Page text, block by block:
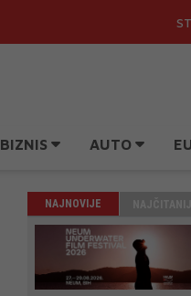
BIZNIS AUTO
NAJNOVIJE